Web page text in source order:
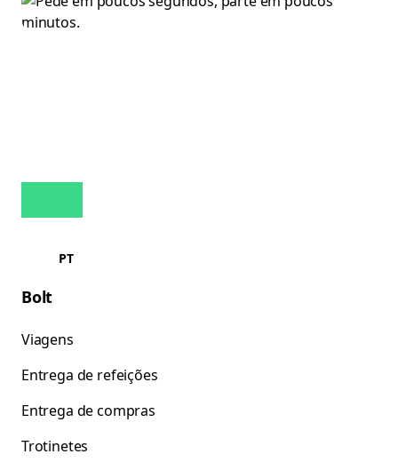
PT
Bolt
Viagens
Entrega de refeições
Entrega de compras
Trotinetes